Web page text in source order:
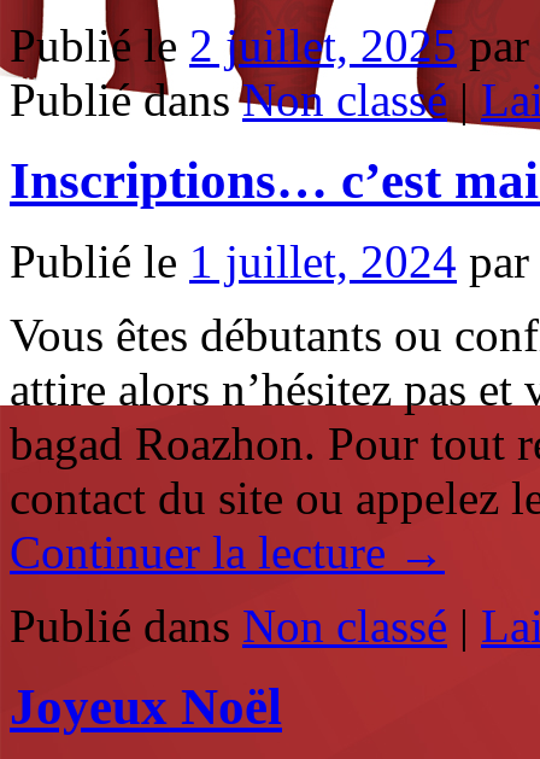
Publié le 2 juillet, 2025 par
Publié dans Non classé |
Inscriptions… c’est
Publié le 1 juillet, 2024 par
Vous êtes débutants ou
attire alors n’hésitez pas
bagad Roazhon. Pour tout
contact du site ou appelez
Continuer la lecture →
Publié dans Non classé |
Joyeux Noël